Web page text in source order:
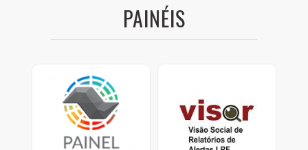
PAINÉIS
Painel Clima SP
Painel com dados de
como os Municípios
estão se preparando
Visão Social de
Relatórios de Alertas
LRF.